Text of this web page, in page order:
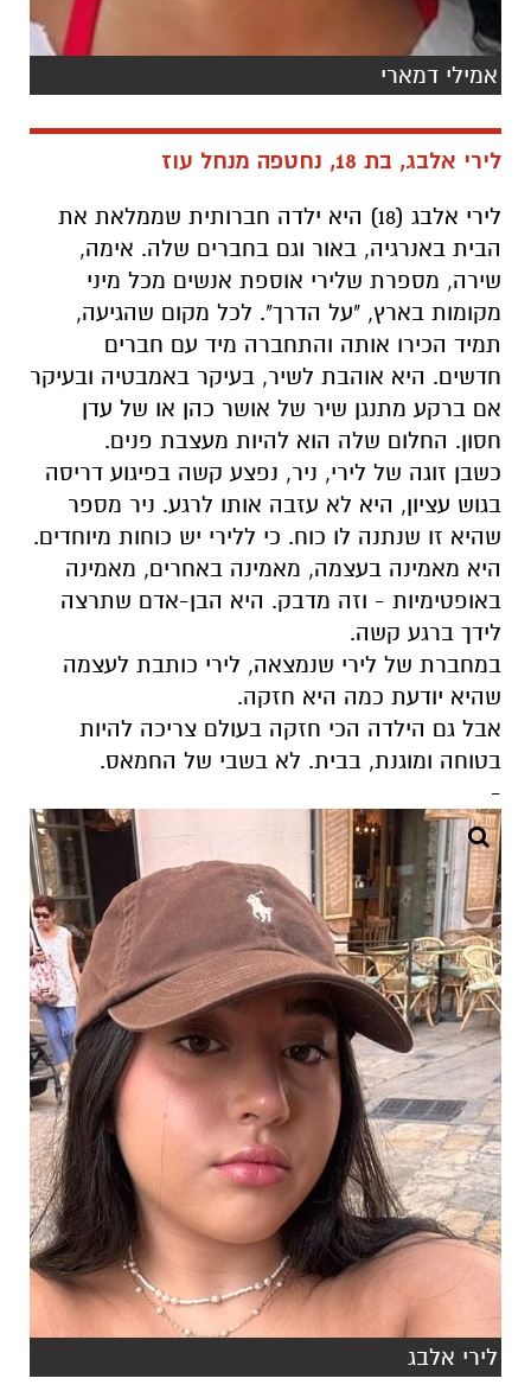
אמילי דמארי
לירי אלבג, בת 18, נחטפה מנחל עוז
לירי אלבג (18) היא ילדה חברותית שממלאת את
הבית באנרגיה, באור וגם בחברים שלה. אימה,
שירה, מספרת שלירי אוספת אנשים מכל מיני
מקומות בארץ, "על הדרך". לכל מקום שהגיעה,
תמיד הכירו אותה והתחברה מיד עם חברים
חדשים. היא אוהבת לשיר, בעיקר באמבטיה ובעיקר
אם ברקע מתנגן שיר של אושר כהן או של עדן
חסון. החלום שלה הוא להיות מעצבת פנים.
כשבן זוגה של לירי, ניר, נפצע קשה בפיגוע דריסה
בגוש עציון, היא לא עזבה אותו לרגע. ניר מספר
שהיא זו שנתנה לו כוח. כי ללירי יש כוחות מיוחדים.
היא מאמינה בעצמה, מאמינה באחרים, מאמינה
באופטימיות - וזה מדבק. היא הבן-אדם שתרצה
לידך ברגע קשה.
במחברת של לירי שנמצאה, לירי כותבת לעצמה
שהיא יודעת כמה היא חזקה.
אבל גם הילדה הכי חזקה בעולם צריכה להיות
בטוחה ומוגנת, בבית. לא בשבי של החמאס.
-
לירי אלבג